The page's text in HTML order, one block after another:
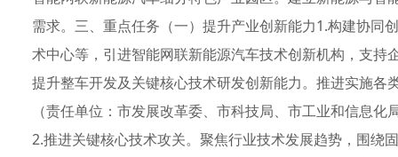
需求。三、重点任务（一）提升产业创新能力1.构建协同
术中心等，引进智能网联新能源汽车技术创新机构，支
提升整车开发及关键核心技术研发创新能力。推进实施
（责任单位：市发展改革委、市科技局、市工业和信息
2.推进关键核心技术攻关。聚焦行业技术发展趋势，围绕